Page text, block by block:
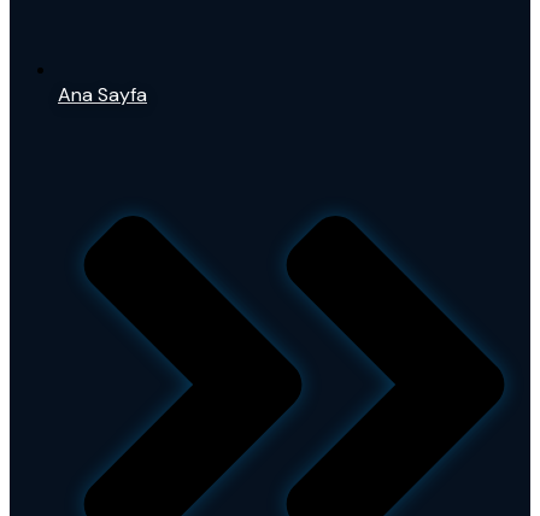
Ana Sayfa